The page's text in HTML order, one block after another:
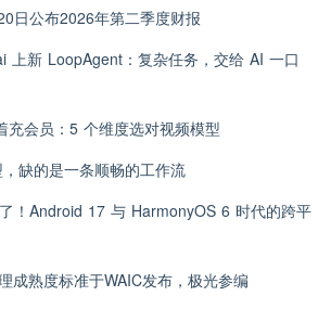
日公布2026年第二季度财报
上新 LoopAgent：复杂任务，交给 AI 一口
充会员：5 个维度选对视频模型
缺的是一条顺畅的工作流
！Android 17 与 HarmonyOS 6 时代的跨平
成熟度标准于WAIC发布，极光参编